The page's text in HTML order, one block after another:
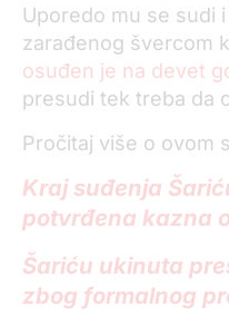
Uporedo mu se sudi
zarađenog švercom
osuđen je na devet
presudi tek treba da
Pročitaj više o ovom
Kraj suđenja
potvrđena kazna
Šariću ukinuta
zbog formalnog